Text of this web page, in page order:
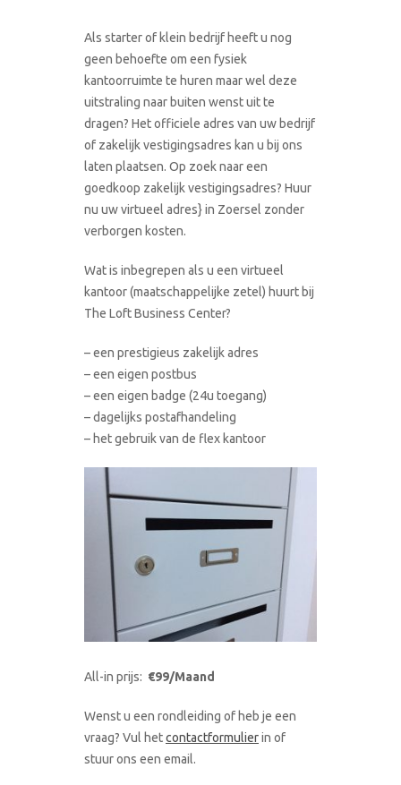
Als starter of klein bedrijf heeft u nog
geen behoefte om een fysiek
kantoorruimte te huren maar wel deze
uitstraling naar buiten wenst uit te
dragen? Het officiele adres van uw bedrijf
of zakelijk vestigingsadres kan u bij ons
laten plaatsen. Op zoek naar een
goedkoop zakelijk vestigingsadres? Huur
nu uw virtueel adres} in Zoersel zonder
verborgen kosten.
Wat is inbegrepen als u een virtueel
kantoor (maatschappelijke zetel) huurt bij
The Loft Business Center?
– een prestigieus zakelijk adres
– een eigen postbus
– een eigen badge (24u toegang)
– dagelijks postafhandeling
– het gebruik van de flex kantoor
All-in prijs: €99/Maand
Wenst u een rondleiding of heb je een
vraag? Vul hetcontactformulierin of
stuur ons een email.